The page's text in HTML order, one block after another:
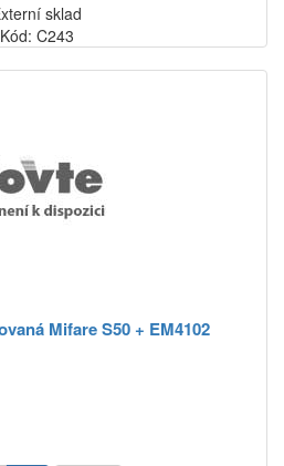
sklad
Kód: C243
Mifare S50 + EM4102